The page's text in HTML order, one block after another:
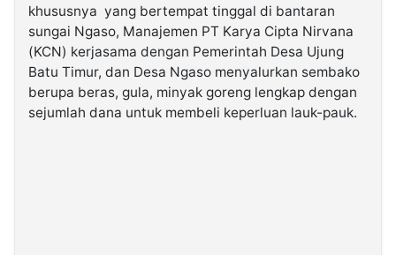
Kabarbaru.co
2026
Kabarbaru
khususnya yang bertempat tinggal di bantaran
sungai Ngaso, Manajemen PT Karya Cipta Nirvana
(KCN) kerjasama dengan Pemerintah Desa Ujung
Batu Timur, dan Desa Ngaso menyalurkan sembako
berupa beras, gula, minyak goreng lengkap dengan
sejumlah dana untuk membeli keperluan lauk-pauk.